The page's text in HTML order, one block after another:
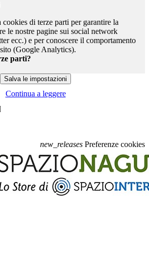
di terze parti per garantire la
le nostre pagine sui social network
ecc.) e per conoscere il comportamento
(Google Analytics).
parti?
Continua a leggere
new_releases Preferenze cookies